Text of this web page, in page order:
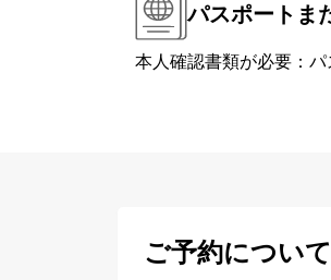
パスポートま
本人確認書類が必要：
ご予約について